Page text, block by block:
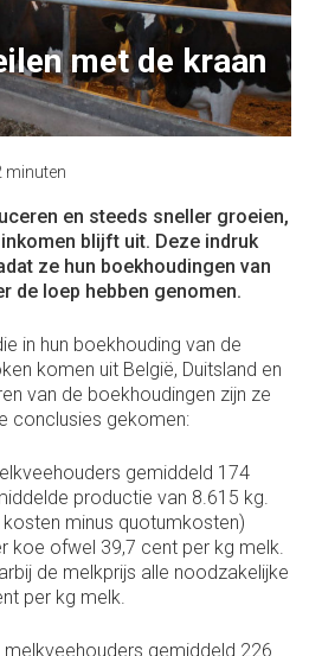
met de kraan
minuten
en steeds sneller groeien,
blijft uit. Deze indruk
ze hun boekhoudingen van
de loep hebben genomen.
in hun boekhouding van de
komen uit België, Duitsland en
van de boekhoudingen zijn ze
conclusies gekomen:
gemiddeld 174
productie van 8.615 kg.
minus quotumkosten)
koe ofwel 39,7 cent per kg melk.
de melkprijs alle noodzakelijke
per kg melk.
gemiddeld 226